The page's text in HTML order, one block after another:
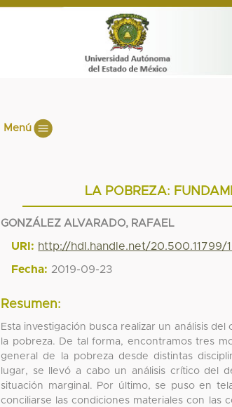
Menú
LA POBREZA:
GONZÁLEZ ALVARADO, RAFAEL
URI: http://hdl.handle.net/20.500.11799/
Fecha: 2019-09-23
Resumen:
Esta investigación busca realizar un análisis
la pobreza. De tal forma, encontramos tres
general de la pobreza desde distintas
lugar, se llevó a cabo un análisis crítico del
situación marginal. Por último, se puso en
conciliarse las condiciones materiales con las